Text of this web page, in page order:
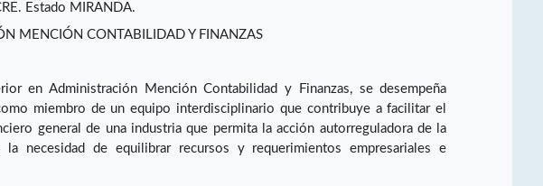
Estado MIRANDA.
MENCIÓN CONTABILIDAD Y FINANZAS
en Administración Mención Contabilidad y Finanzas, se desempeña
miembro de un equipo interdisciplinario que contribuye a facilitar el
general de una industria que permita la acción autorreguladora de la
la necesidad de equilibrar recursos y requerimientos empresariales e